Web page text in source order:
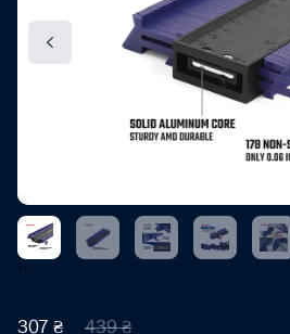
‹›
307 ₴ 439 ₴